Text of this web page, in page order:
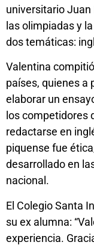
universitario Juan
las olimpiadas y
dos temáticas:
Valentina
países, quienes a
elaborar un
los competidores
redactarse en
piquense fue
desarrollado en
nacional.
El Colegio Santa
su ex alumna:
experiencia.